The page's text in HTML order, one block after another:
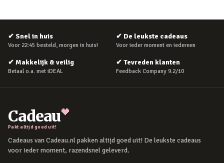
✔ Snel in huis
Voor 22:45 besteld, morgen in huis!
✔ De leukste cadeaus
Voor ieder moment en iedereen
✔ Makkelijk & veilig
Betaal o.a. met iDEAL
✔ Tevreden klanten
Feedback Company 9.2/10
Cadeau
Pakt altijd goed uit!
Cadeaus van Cadeau.nl pakken altijd goed uit! De leukste cadeaus
voor ieder moment, razendsnel geleverd.